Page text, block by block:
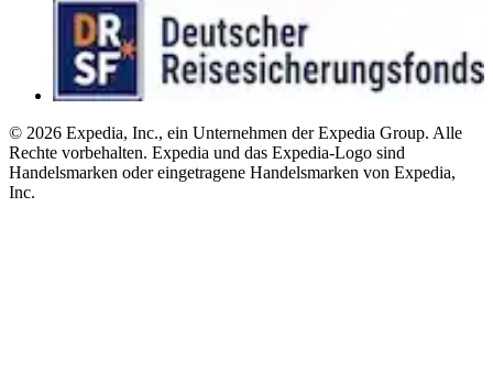
© 2026 Expedia, Inc., ein Unternehmen der Expedia Group. Alle
Rechte vorbehalten. Expedia und das Expedia-Logo sind
Handelsmarken oder eingetragene Handelsmarken von Expedia,
Inc.